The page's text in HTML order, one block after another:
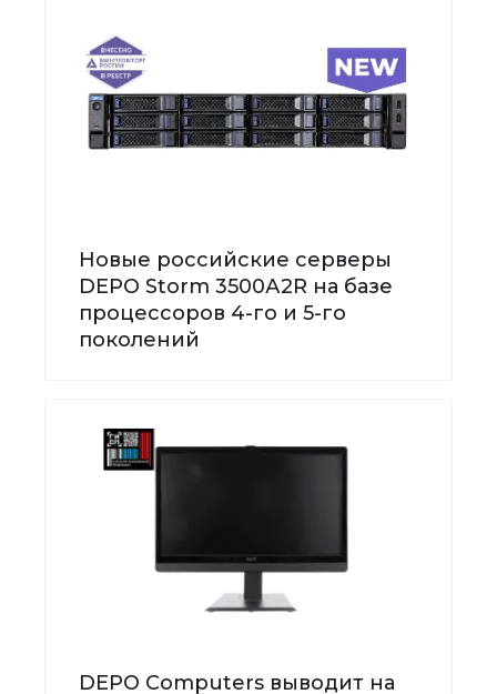
Новые российские серверы
DEPO Storm 3500А2R на базе
процессоров 4-го и 5-го
поколений
DEPO Computers выводит на